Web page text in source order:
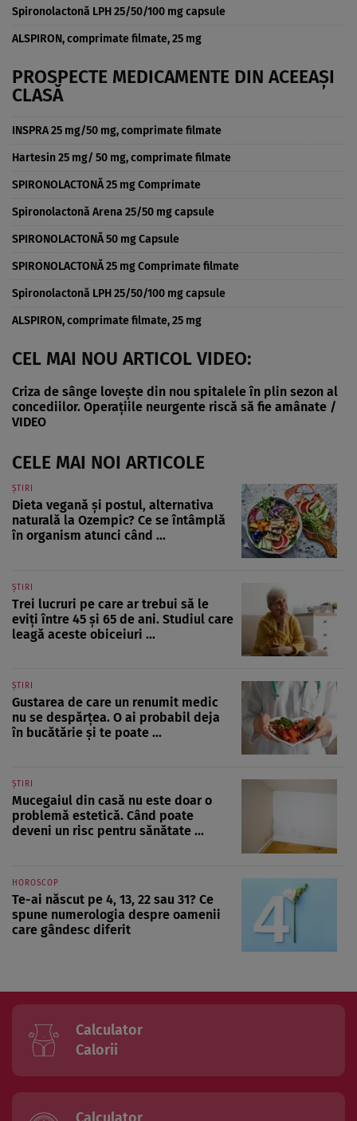
Spironolactonă LPH 25/50/100 mg capsule
ALSPIRON, comprimate filmate, 25 mg
PROSPECTE MEDICAMENTE DIN ACEEAȘI
CLASĂ
INSPRA 25 mg/50 mg, comprimate filmate
Hartesin 25 mg/ 50 mg, comprimate filmate
SPIRONOLACTONĂ 25 mg Comprimate
Spironolactonă Arena 25/50 mg capsule
SPIRONOLACTONĂ 50 mg Capsule
SPIRONOLACTONĂ 25 mg Comprimate filmate
Spironolactonă LPH 25/50/100 mg capsule
ALSPIRON, comprimate filmate, 25 mg
CEL MAI NOU ARTICOL VIDEO:
Criza de sânge lovește din nou spitalele în plin sezon al
concediilor. Operațiile neurgente riscă să fie amânate /
VIDEO
CELE MAI NOI ARTICOLE
ȘTIRI
Dieta vegană și postul, alternativa
naturală la Ozempic? Ce se întâmplă
în organism atunci când ...
ȘTIRI
Trei lucruri pe care ar trebui să le
eviți între 45 și 65 de ani. Studiul care
leagă aceste obiceiuri ...
ȘTIRI
Gustarea de care un renumit medic
nu se despărțea. O ai probabil deja
în bucătărie și te poate ...
ȘTIRI
Mucegaiul din casă nu este doar o
problemă estetică. Când poate
deveni un risc pentru sănătate ...
HOROSCOP
Te-ai născut pe 4, 13, 22 sau 31? Ce
spune numerologia despre oamenii
care gândesc diferit
Calculator
Calorii